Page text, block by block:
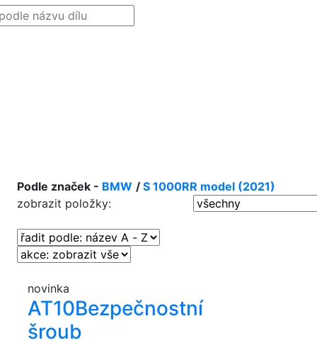
Podle značek - BMW / S 1000RR model (2021)
zobrazit položky:
novinka
AT10Bezpečnostní
šroub